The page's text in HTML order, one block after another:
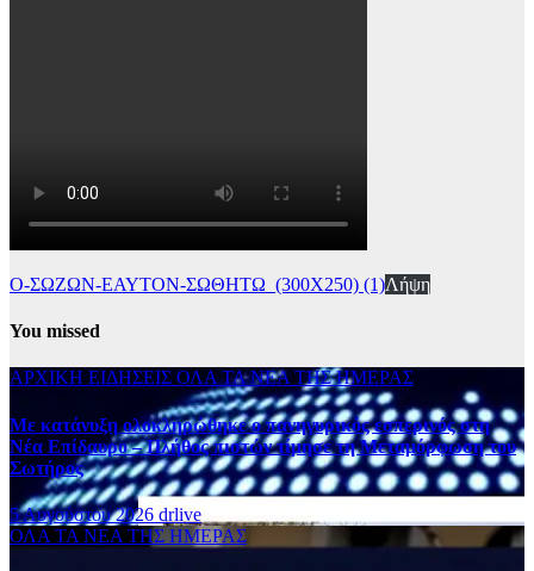
Ο-ΣΩΖΩΝ-ΕΑΥΤΟΝ-ΣΩΘΗΤΩ_(300Χ250) (1)Λήψη
You missed
ΑΡΧΙΚΗ ΕΙΔΗΣΕΙΣ ΟΛΑ ΤΑ ΝΕΑ ΤΗΣ ΗΜΕΡΑΣ
Με κατάνυξη ολοκληρώθηκε ο πανηγυρικός εσπερινός στη
Νέα Επίδαυρο – Πλήθος πιστών τίμησε τη Μεταμόρφωση του
Σωτήρος
5 Αυγούστου 2026 drlive
ΟΛΑ ΤΑ ΝΕΑ ΤΗΣ ΗΜΕΡΑΣ